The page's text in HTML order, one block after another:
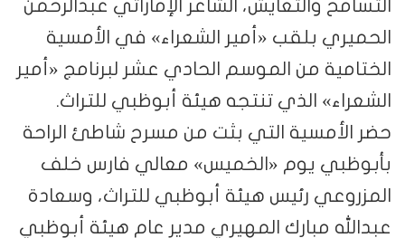
التسامح والتعايش، الشاعر الإماراتي عبدالرحمن
الحميري بلقب «أمير الشعراء» في الأمسية
الختامية من الموسم الحادي عشر لبرنامج «أمير
الشعراء» الذي تنتجه هيئة أبوظبي للتراث.
حضر الأمسية التي بثت من مسرح شاطئ الراحة
بأبوظبي يوم «الخميس» معالي فارس خلف
المزروعي رئيس هيئة أبوظبي للتراث، وسعادة
عبدالله مبارك المهيري مدير عام هيئة أبوظبي